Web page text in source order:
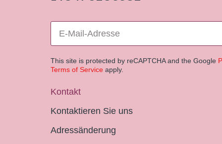
This site is protected by reCAPTCHA and the Google
Terms of Service apply.
Kontakt
Kontaktieren Sie uns
Adressänderung